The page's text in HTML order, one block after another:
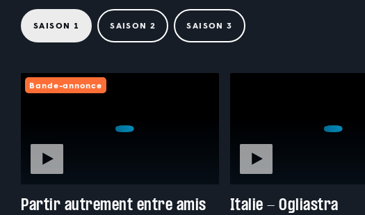
SAISON 1 SAISON 2 SAISON 3
Bande-annonce
Partir autrement entre amis Italie - Ogliastra